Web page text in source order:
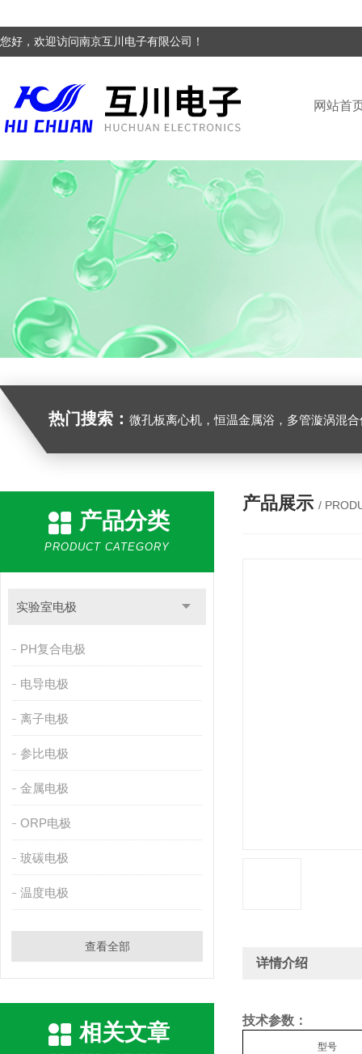
您好，欢迎访问南京互川电子有限公司！
网站首
热门搜索： 微孔板离心机，恒温金属浴，多管漩涡混合仪，梅毒旋转仪,红外线灭菌器，微孔板恒温振荡器，恒温混匀仪，水平摇床，牛奶抗生素恒
产品分类
PRODUCT CATEGORY
实验室电极
PH复合电极
电导电极
离子电极
参比电极
金属电极
ORP电极
玻碳电极
温度电极
查看全部
相关文章
产品展示 /
详情介绍
技术参数：
型号